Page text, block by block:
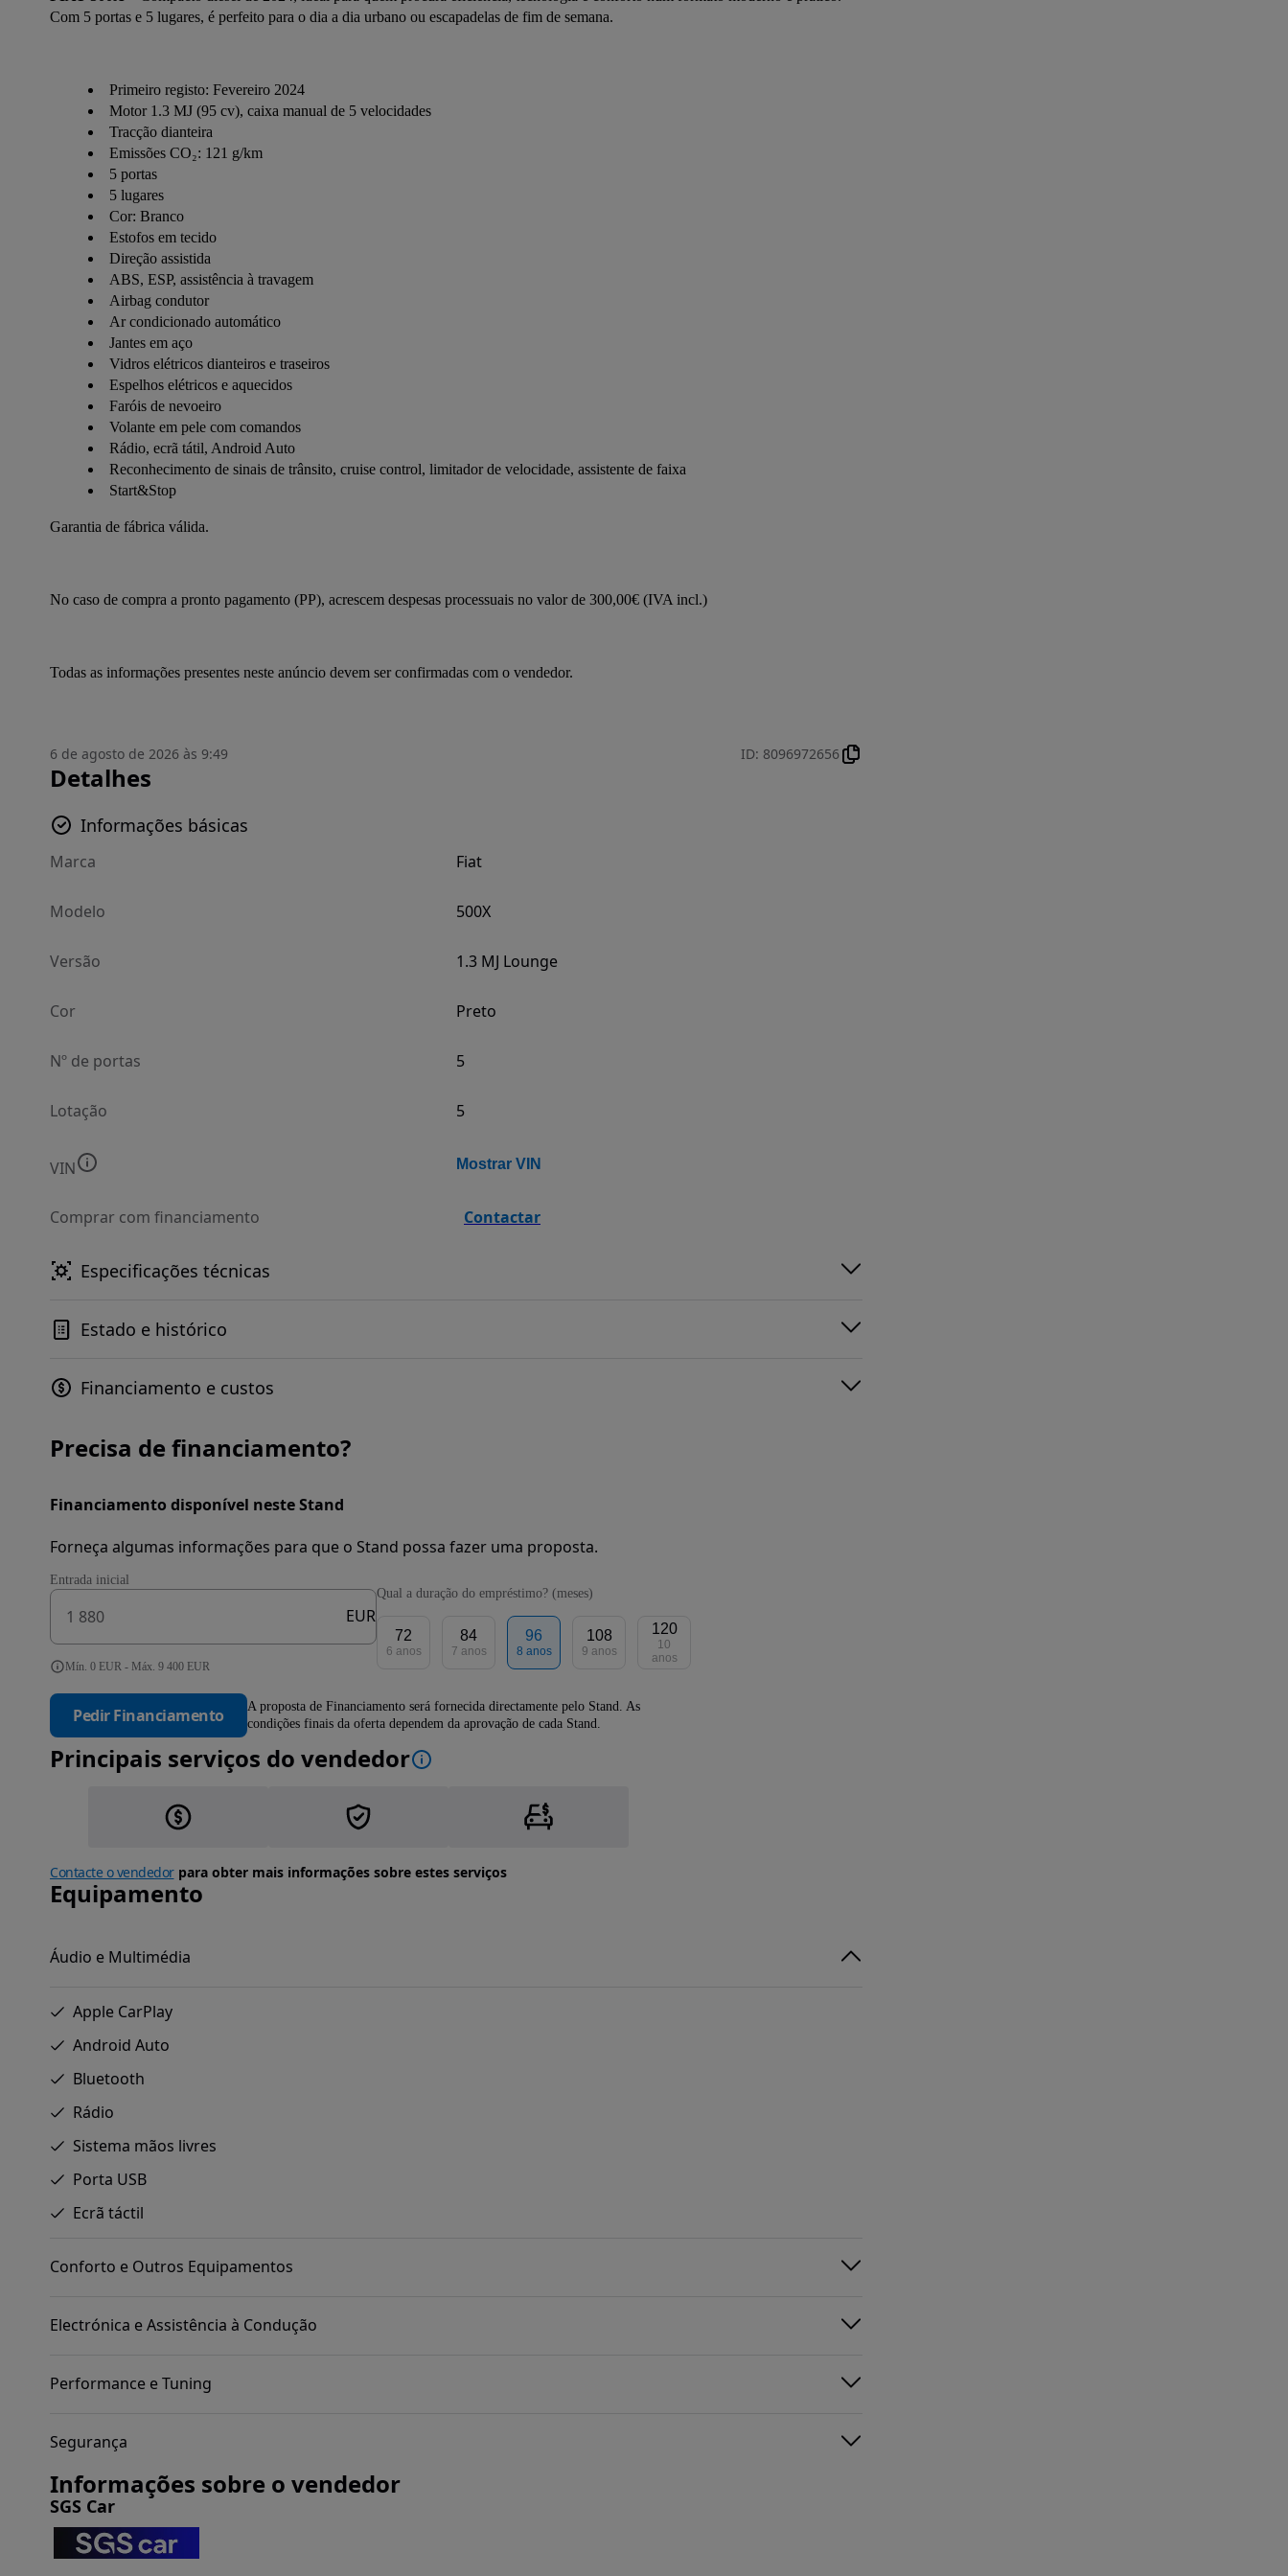
Com 5 portas e 5 lugares, é perfeito para o dia a dia urbano ou escapadelas de fim de semana.
Primeiro registo: Fevereiro 2024
Motor 1.3 MJ (95 cv), caixa manual de 5 velocidades
Tracção dianteira
Emissões CO₂: 121 g/km
5 portas
5 lugares
Cor: Branco
Estofos em tecido
Direção assistida
ABS, ESP, assistência à travagem
Airbag condutor
Ar condicionado automático
Jantes em aço
Vidros elétricos dianteiros e traseiros
Espelhos elétricos e aquecidos
Faróis de nevoeiro
Volante em pele com comandos
Rádio, ecrã tátil, Android Auto
Reconhecimento de sinais de trânsito, cruise control, limitador de velocidade, assistente de faixa
Start&Stop
Garantia de fábrica válida.
No caso de compra a pronto pagamento (PP), acrescem despesas processuais no valor de 300,00€ (IVA incl.)
Todas as informações presentes neste anúncio devem ser confirmadas com o vendedor.
6 de agosto de 2026 às 9:49 ID: 8096972656
Detalhes
Informações básicas
Marca Fiat
Modelo 500X
Versão 1.3 MJ Lounge
Cor Preto
Nº de portas 5
Lotação 5
VIN Mostrar VIN
Comprar com financiamento Contactar
Especificações técnicas
Estado e histórico
Financiamento e custos
Precisa de financiamento?
Financiamento disponível neste Stand
Forneça algumas informações para que o Stand possa fazer uma proposta.
Entrada inicial
EUR
Mín. 0 EUR - Máx. 9 400 EUR
Qual a duração do empréstimo? (meses)
72
6 anos
84
7 anos
96
8 anos
108
9 anos
120
10
anos
Pedir Financiamento
A proposta de Financiamento será fornecida directamente pelo Stand. As
condições finais da oferta dependem da aprovação de cada Stand.
Principais serviços do vendedor
Contacte o vendedorpara obter mais informações sobre estes serviços
Equipamento
Áudio e Multimédia
Apple CarPlay
Android Auto
Bluetooth
Rádio
Sistema mãos livres
Porta USB
Ecrã táctil
Conforto e Outros Equipamentos
Electrónica e Assistência à Condução
Performance e Tuning
Segurança
Informações sobre o vendedor
SGS Car